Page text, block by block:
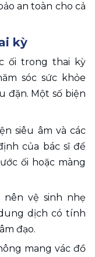
an toàn cho cả
kỳ
ối trong thai kỳ
sóc sức khỏe
đặn. Một số biện
siêu âm và các
của bác sĩ để
ối hoặc màng
nên vệ sinh nhẹ
dịch có tính
đạo.
mang vác đồ